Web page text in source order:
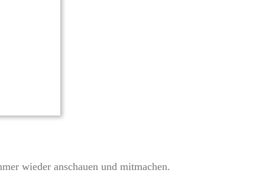
wieder anschauen und mitmachen.